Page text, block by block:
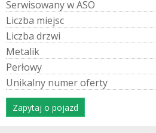
SerwisowanywASO
Liczba miejsc
Liczba drzwi
Metalik
Perłowy
Unikalny numeroferty
Zapytaj o pojazd